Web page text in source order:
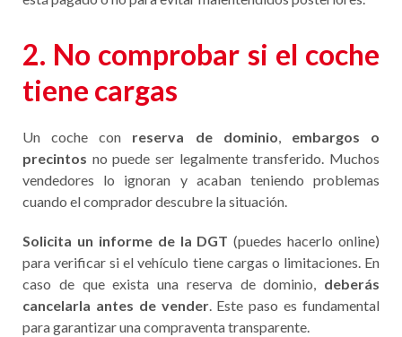
2. No comprobar si el coche
tiene cargas
Un coche con reserva de dominio, embargos
o
precintos no puede ser legalmente transferido. Muchos
vendedores lo ignoran y acaban teniendo problemas
cuando el comprador descubre la situación.
Solicita un informe de la DGT (puedes hacerlo online)
para verificar si el vehículo tiene cargas o limitaciones. En
caso de que exista una reserva de dominio, deberás
cancelarla antes de vender. Este paso es fundamental
para garantizar una compraventa transparente.